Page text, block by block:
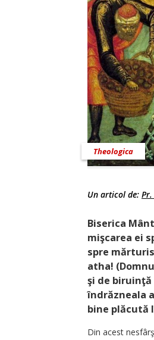
Theologica
Un articol de:
Biserica
mişcarea ei
spre
atha!
şi de
îndrăzneala
bine plăcută
Din acest